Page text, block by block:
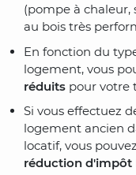
(pompe à chaleur,
au bois très
En fonction du
logement, vous
réduits pour votre
Si vous effectuez
logement ancien
locatif, vous
réduction d'impôt